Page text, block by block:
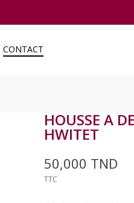
CONTACT
HOUSSE A
HWITET
50,000 TND
TTC